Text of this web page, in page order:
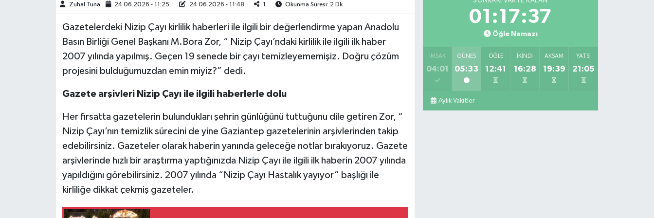
Zuhal Tuna 24.06.2026 - 11:25 24.06.2026 - 11:48 Okunma Süresi: 2 Dk
Gazetelerdeki Nizip Çayı kirlilik haberleri ile ilgili bir değerlendirme yapan Anadolu
Basın Birliği Genel Başkanı M.Bora Zor, “ Nizip Çayı’ndaki kirlilik ile ilgili ilk haber
2007 yılında yapılmış. Geçen 19 senede bir çayı temizleyememişiz. Doğru çözüm
projesini bulduğumuzdan emin miyiz?” dedi.
Gazete arşivleri Nizip Çayı ile ilgili haberlerle dolu
Her fırsatta gazetelerin bulundukları şehrin günlüğünü tuttuğunu dile getiren Zor, “
Nizip Çayı’nın temizlik sürecini de yine Gaziantep gazetelerinin arşivlerinden takip
edebilirsiniz. Gazeteler olarak haberin yanında geleceğe notlar bırakıyoruz. Gazete
arşivlerinde hızlı bir araştırma yaptığınızda Nizip Çayı ile ilgili ilk haberin 2007 yılında
yapıldığını görebilirsiniz. 2007 yılında “Nizip Çayı Hastalık yayıyor” başlığı ile
kirliliğe dikkat çekmiş gazeteler.
01:17:36
Öğle Namazı
İMSAK
04:01
GÜNEŞ
05:33
ÖĞLE
12:41
İKINDI
16:28
AKŞAM
19:39
YATSI
21:05
Aylık Vakitler
Sinemalar
Teknoloji